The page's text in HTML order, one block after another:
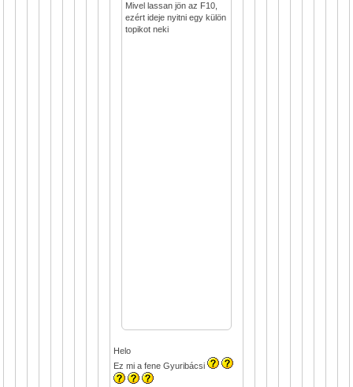
Mivel lassan jön az F10,
ezért ideje nyitni egy külön
topikot neki
Helo
Ez mi a fene Gyuribácsi